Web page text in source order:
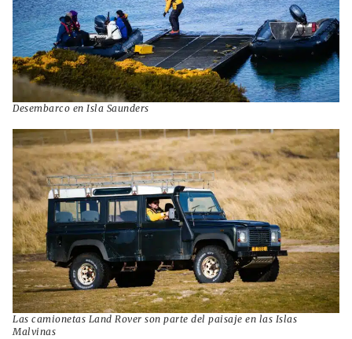
Desembarco en Isla Saunders
Las camionetas Land Rover son parte del paisaje en las Islas
Malvinas